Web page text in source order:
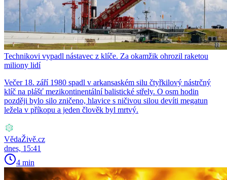
Technikovi vypadl nástavec z klíče. Za okamžik ohrozil raketou
miliony lidí
Večer 18. září 1980 spadl v arkansaském silu čtyřkilový nástrčný
klíč na plášť mezikontinentální balistické střely. O osm hodin
později bylo silo zničeno, hlavice s ničivou silou devíti megatun
ležela v příkopu a jeden člověk byl mrtvý.
VědaŽivě.cz
dnes, 15:41
4 min